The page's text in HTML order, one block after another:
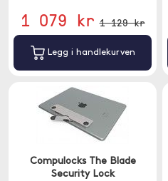
1 079 kr 1 129 kr
Legg i handlekurven
Compulocks The Blade
Security Lock